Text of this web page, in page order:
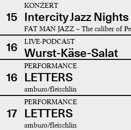
15
KONZERT
Intercity Jazz Nights
FAT MAN JAZZ – The caliber of
16 LIVE-PODCAST
Wurst-Käse-Salat
16
PERFORMANCE
LETTERS
amburo/fleischlin
17
PERFORMANCE
LETTERS
amburo/fleischlin